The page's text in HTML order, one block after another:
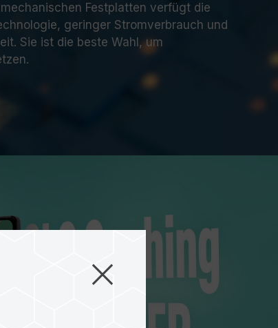
Festplatten verfügt die
geringer Stromverbrauch und
Sie ist die beste Wahl, um